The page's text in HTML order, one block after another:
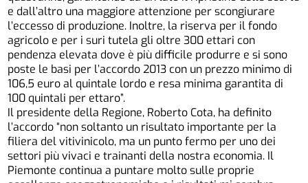
e dall’altro una maggiore attenzione per scongiurare
l’eccesso di produzione. Inoltre, la riserva per il fondo
agricolo e per i suri tutela gli oltre 300 ettari con
pendenza elevata dove è più difficile produrre e si sono
poste le basi per l’accordo 2013 con un prezzo minimo di
106,5 euro al quintale lordo e resa minima garantita di
100 quintali per ettaro”.
Il presidente della Regione, Roberto Cota, ha definito
l’accordo “non soltanto un risultato importante per la
filiera del vitivinicolo, ma un punto fermo per uno dei
settori più vivaci e trainanti della nostra economia. Il
Piemonte continua a puntare molto sulle proprie